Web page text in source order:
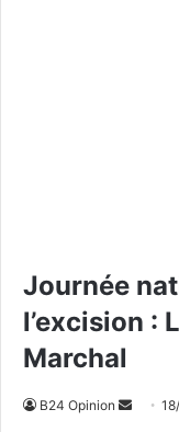
Journée
l’excision :
Marchal
B24 Opinion